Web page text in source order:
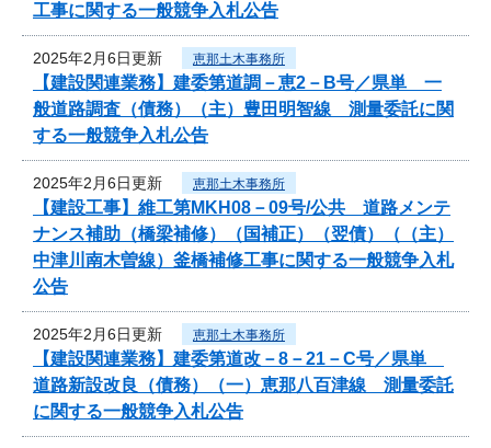
工事に関する一般競争入札公告
2025年2月6日更新 恵那土木事務所
【建設関連業務】建委第道調－恵2－B号／県単 一
般道路調査（債務）（主）豊田明智線 測量委託に関
する一般競争入札公告
2025年2月6日更新 恵那土木事務所
【建設工事】維工第MKH08－09号/公共 道路メンテ
ナンス補助（橋梁補修）（国補正）（翌債）（（主）
中津川南木曽線）釜橋補修工事に関する一般競争入札
公告
2025年2月6日更新 恵那土木事務所
【建設関連業務】建委第道改－8－21－C号／県単
道路新設改良（債務）（一）恵那八百津線 測量委託
に関する一般競争入札公告